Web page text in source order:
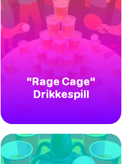
"Rage Cage"
Drikkespill